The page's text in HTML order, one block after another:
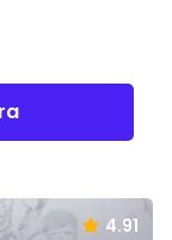
4.91